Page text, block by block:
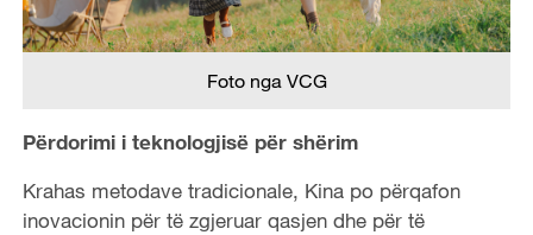
Foto nga VCG
Përdorimi i teknologjisë për shërim
Krahas metodave tradicionale, Kina po përqafon
inovacionin për të zgjeruar qasjen dhe për të